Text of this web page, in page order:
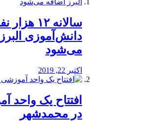
️سالانه ۱۲
دانش‌آموزی
می‌شود
اکتبر 22, 2019
افتتاح یک واحد
در محمدشهر